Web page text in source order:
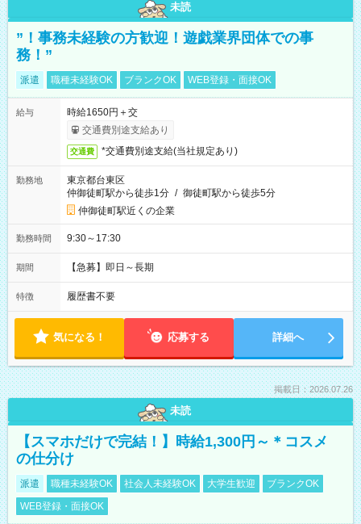
未読
”！事務未経験の方歓迎！遊戯業界団体での事
務！”
派遣 職種未経験OK ブランクOK WEB登録・面接OK
給与
時給1650円＋交
交通費別途支給あり
交通費 *交通費別途支給(当社規定あり)
勤務地
東京都台東区
仲御徒町駅から徒歩1分 / 御徒町駅から徒歩5分
仲御徒町駅近くの企業
勤務時間 9:30～17:30
期間 【急募】即日～長期
特徴 履歴書不要
気になる！ 応募する 詳細へ
掲載日：2026.07.26
未読
【スマホだけで完結！】時給1,300円～＊コスメ
の仕分け
派遣 職種未経験OK 社会人未経験OK 大学生歓迎
ブランクOK
WEB登録・面接OK